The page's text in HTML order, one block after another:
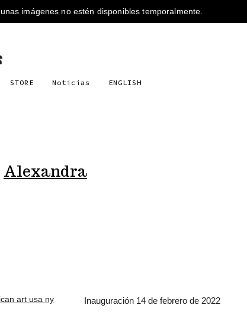
STORE Noticias ENGLISH
Alexandra
Inauguración 14 de febrero de 2022